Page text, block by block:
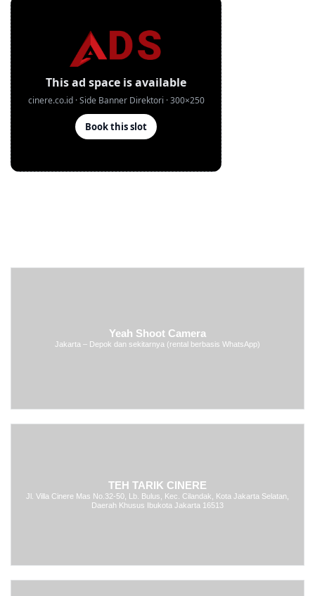
Yeah Shoot Camera
Jakarta – Depok dan sekitarnya (rental berbasis WhatsApp)
TEH TARIK CINERE
Jl. Villa Cinere Mas No.32-50, Lb. Bulus, Kec. Cilandak, Kota Jakarta Selatan,
Daerah Khusus Ibukota Jakarta 16513